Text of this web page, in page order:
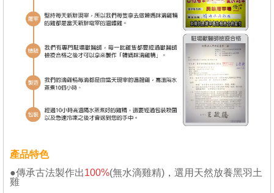
產品特色
●傳承古法製作出100%(無水滴雞精)，選用天然放養黑羽土
雞